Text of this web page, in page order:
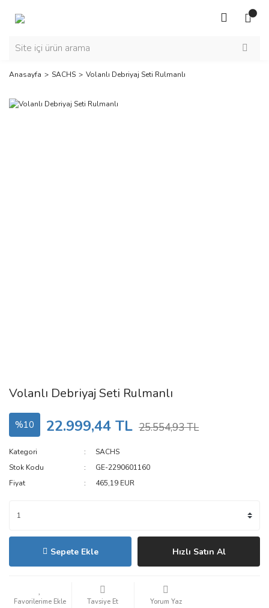
Anasayfa SACHS Volanlı Debriyaj Seti Rulmanlı
Volanlı Debriyaj Seti Rulmanlı
%10 22.999,44 TL 25.554,93 TL
Kategori
SACHS
Stok Kodu
GE-2290601160
Fiyat
465,19 EUR
Sepete Ekle Hızlı Satın Al
Tavsiye Et Yorum Yaz